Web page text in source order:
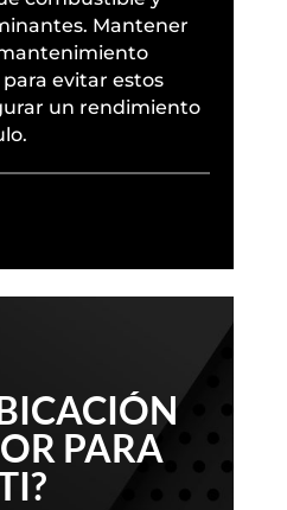
Mantener
evitar estos
un rendimiento
PARA